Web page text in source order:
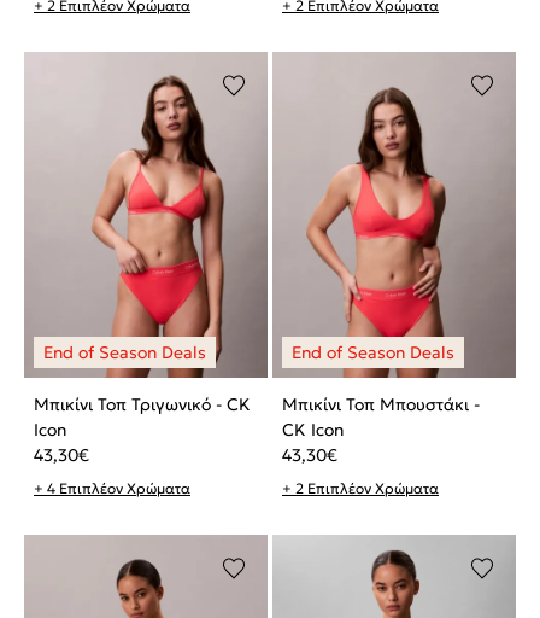
+ 2 Επιπλέον Χρώματα + 2 Επιπλέον Χρώματα
Μπικίνι Τοπ Τριγωνικό - CK
Icon
43,30€
+ 4 Επιπλέον Χρώματα
Μπικίνι Τοπ Μπουστάκι -
CK Icon
43,30€
+ 2 Επιπλέον Χρώματα